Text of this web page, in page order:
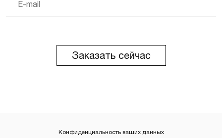
Заказать сейчас
Конфиденциальность ваших данных